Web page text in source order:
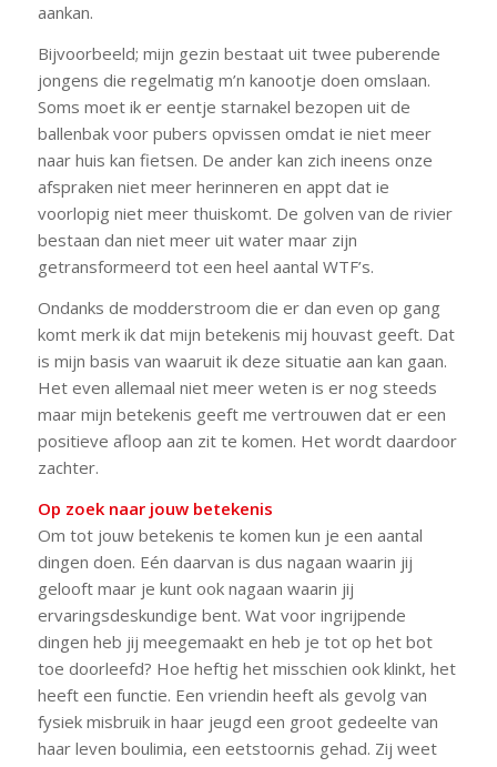
aankan.
Bijvoorbeeld; mijn gezin bestaat uit twee puberende
jongens die regelmatig m’n kanootje doen omslaan.
Soms moet ik er eentje starnakel bezopen uit de
ballenbak voor pubers opvissen omdat ie niet meer
naar huis kan fietsen. De ander kan zich ineens onze
afspraken niet meer herinneren en appt dat ie
voorlopig niet meer thuiskomt. De golven van de rivier
bestaan dan niet meer uit water maar zijn
getransformeerd tot een heel aantal WTF’s.
Ondanks de modderstroom die er dan even op gang
komt merk ik dat mijn betekenis mij houvast geeft. Dat
is mijn basis van waaruit ik deze situatie aan kan gaan.
Het even allemaal niet meer weten is er nog steeds
maar mijn betekenis geeft me vertrouwen dat er een
positieve afloop aan zit te komen. Het wordt daardoor
zachter.
Op zoek naar jouw betekenis
Om tot jouw betekenis te komen kun je een aantal
dingen doen. Eén daarvan is dus nagaan waarin jij
gelooft maar je kunt ook nagaan waarin jij
ervaringsdeskundige bent. Wat voor ingrijpende
dingen heb jij meegemaakt en heb je tot op het bot
toe doorleefd? Hoe heftig het misschien ook klinkt, het
heeft een functie. Een vriendin heeft als gevolg van
fysiek misbruik in haar jeugd een groot gedeelte van
haar leven boulimia, een eetstoornis gehad. Zij weet